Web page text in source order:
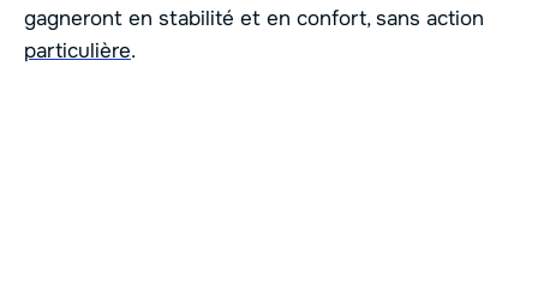
gagneront en stabilité et en confort, sans action
particulière.